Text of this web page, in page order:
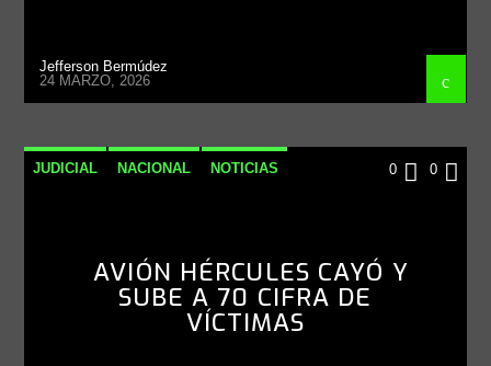
Jefferson Bermúdez
24 MARZO, 2026
JUDICIAL NACIONAL NOTICIAS 0 0
AVIÓN HÉRCULES CAYÓ Y
SUBE A 70 CIFRA DE
VÍCTIMAS